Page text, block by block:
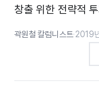
창출 위한 전략적
곽원철 칼럼니스트·2019